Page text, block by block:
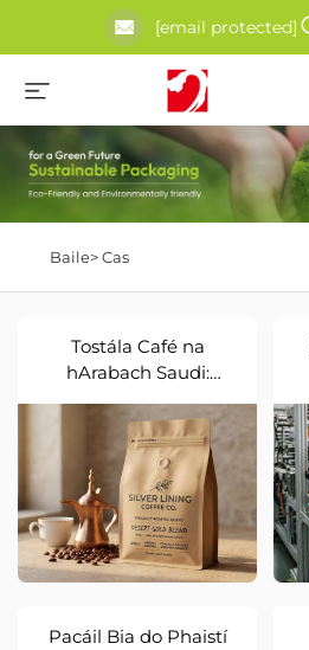
[email protected]
Baile>Cas
Tostála Café na
hArabach Saudi:
Crúite le Bonn Aon-
treo, le Bun Flat
Pacáil Bia do Phaistí